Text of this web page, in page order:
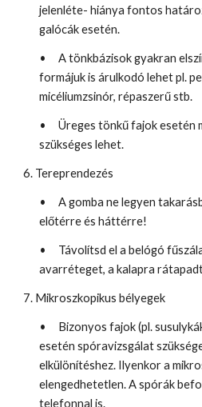
jelenléte- hiánya fontos
galócák esetén.
•
A tönkbázisok gyakran
formájuk is árulkodó lehet pl.
micéliumzsinór, répaszerű stb.
•
Üreges tönkű fajok esetén
szükséges lehet.
6. Tereprendezés
•
A gomba ne legyen
előtérre és háttérre!
•
Távolítsd el a belógó
avarréteget, a kalapra
7. Mikroszkopikus bélyegek
•
Bizonyos fajok (pl.
esetén spóravizsgálat
elkülönítéshez. Ilyenkor a
elengedhetetlen. A spórák
telefonnal is.